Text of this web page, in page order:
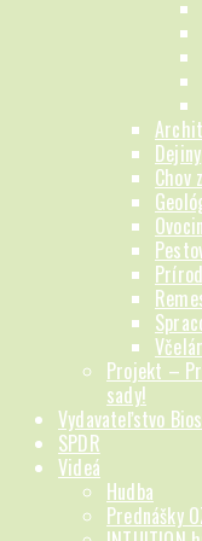
Dejiny
Chov
Projekt –
sady!
Vydavateľstvo
SPDR
Videá
Hudba
Prednášky